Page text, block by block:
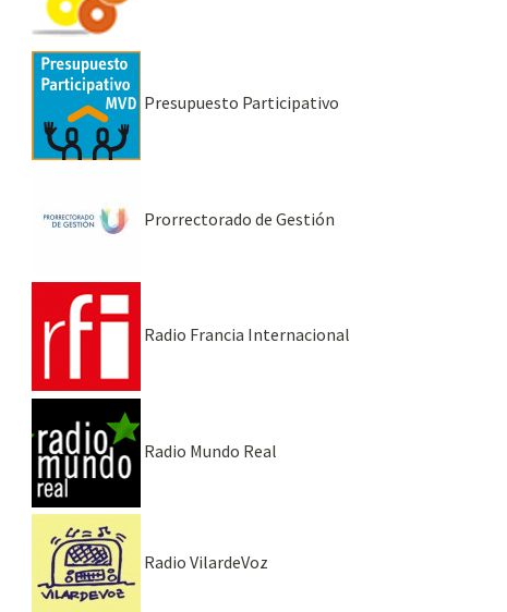
Presupuesto Participativo
Prorrectorado de Gestión
Radio Francia Internacional
Radio Mundo Real
Radio VilardeVoz